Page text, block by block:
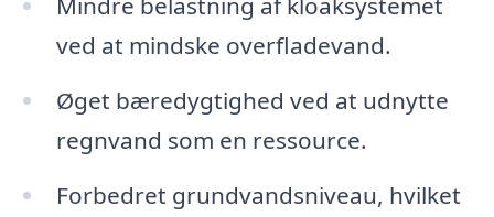
ved at mindske overfladevand.
Øget bæredygtighed ved at udnytte
regnvand som en ressource.
Forbedret grundvandsniveau, hvilket